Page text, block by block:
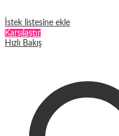
İstek listesine ekle
Karşılaştır
Hızlı Bakış